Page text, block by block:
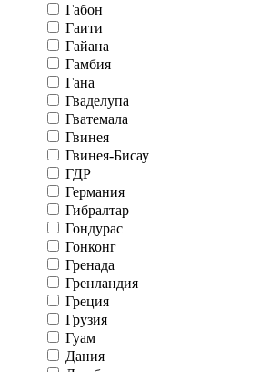
Габон
Гаити
Гайана
Гамбия
Гана
Гваделупа
Гватемала
Гвинея
Гвинея-Бисау
ГДР
Германия
Гибралтар
Гондурас
Гонконг
Гренада
Гренландия
Греция
Грузия
Гуам
Дания